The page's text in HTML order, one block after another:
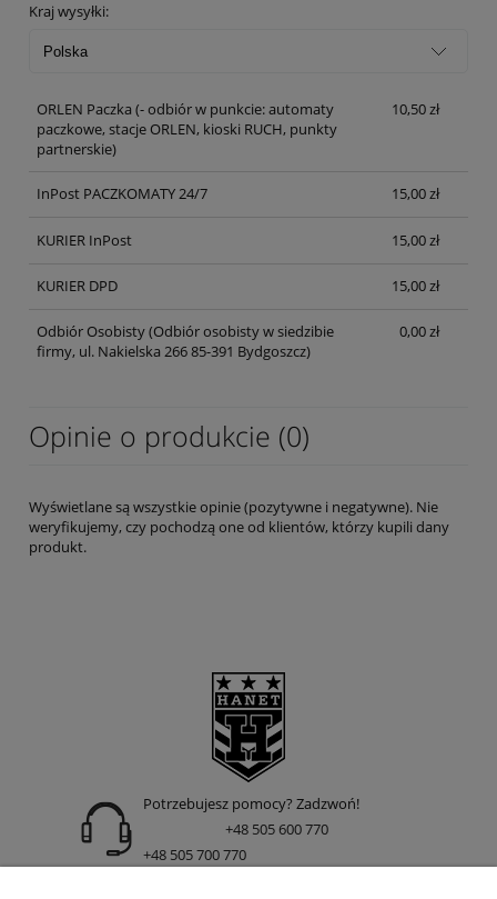
Kraj wysyłki:
ORLEN Paczka (- odbiór w punkcie: automaty
paczkowe, stacje ORLEN, kioski RUCH, punkty
partnerskie)
10,50 zł
InPost PACZKOMATY 24/7 15,00 zł
KURIER InPost 15,00 zł
KURIER DPD 15,00 zł
Odbiór Osobisty(Odbiór osobisty w siedzibie
firmy, ul. Nakielska 266 85-391 Bydgoszcz)
0,00 zł
Opinie o produkcie (0)
Wyświetlane są wszystkie opinie (pozytywne i negatywne). Nie
weryfikujemy, czy pochodzą one od klientów, którzy kupili dany
produkt.
Potrzebujesz pomocy? Zadzwoń!
+48 505 600 770
+48 505 700 770